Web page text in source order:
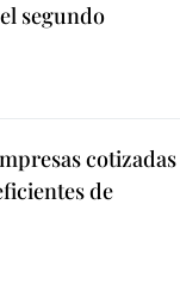
segundo
cotizadas
de